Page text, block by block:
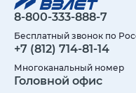
8-800-333-888-7
Бесплатный звонок по
+7 (812) 714-81-14
Многоканальный номер
Головной офис